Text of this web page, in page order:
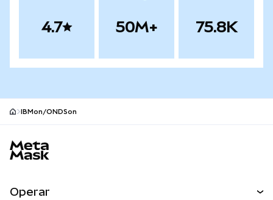
4.7 50M+ 75.8K
IBMon/ONDSon
Operar